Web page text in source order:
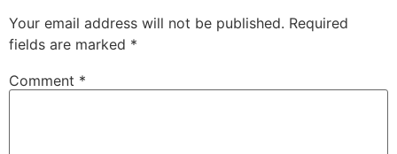
Your email address will not be published. Required
fields are marked *
Comment *